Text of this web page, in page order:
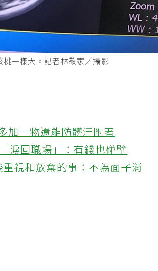
一樣大。記者林敬家／攝影
加一物還能防髒汙附著
淚回職場」：有錢也碰壁
視和放棄的事：不為面子消